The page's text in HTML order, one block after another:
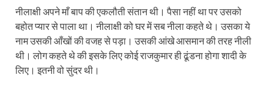
नीलाक्षी अपने माँ बाप की एकलौती संतान थी। पैसा नहीं था पर उसको
बहोत प्यार से पाला था। नीलाक्षी को घर में सब नीला कहते थे। उसका ये
नाम उसकी आँखों की वजह से पड़ा। उसकी आंखे आसमान की तरह नीली
थी। लोग कहते थे की इसके लिए कोई राजकुमार ही ढूंडना होगा शादी के
लिए। इतनी वो सुंदर थी।